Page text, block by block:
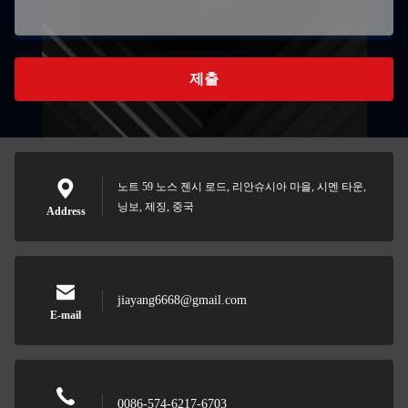
제출
Address
노트 59 노스 젠시 로드, 리안슈시아 마을, 시멘 타운,
닝보, 제징, 중국
E-mail
jiayang6668@gmail.com
0086-574-6217-6703